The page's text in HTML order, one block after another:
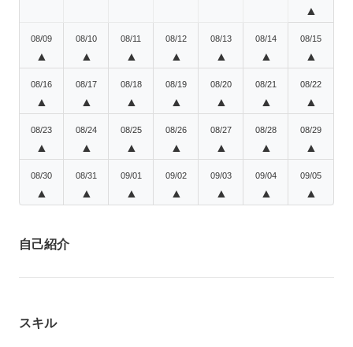
▲
08/09
▲
08/10
▲
08/11
▲
08/12
▲
08/13
▲
08/14
▲
08/15
▲
08/16
▲
08/17
▲
08/18
▲
08/19
▲
08/20
▲
08/21
▲
08/22
▲
08/23
▲
08/24
▲
08/25
▲
08/26
▲
08/27
▲
08/28
▲
08/29
▲
08/30
▲
08/31
▲
09/01
▲
09/02
▲
09/03
▲
09/04
▲
09/05
▲
自己紹介
スキル